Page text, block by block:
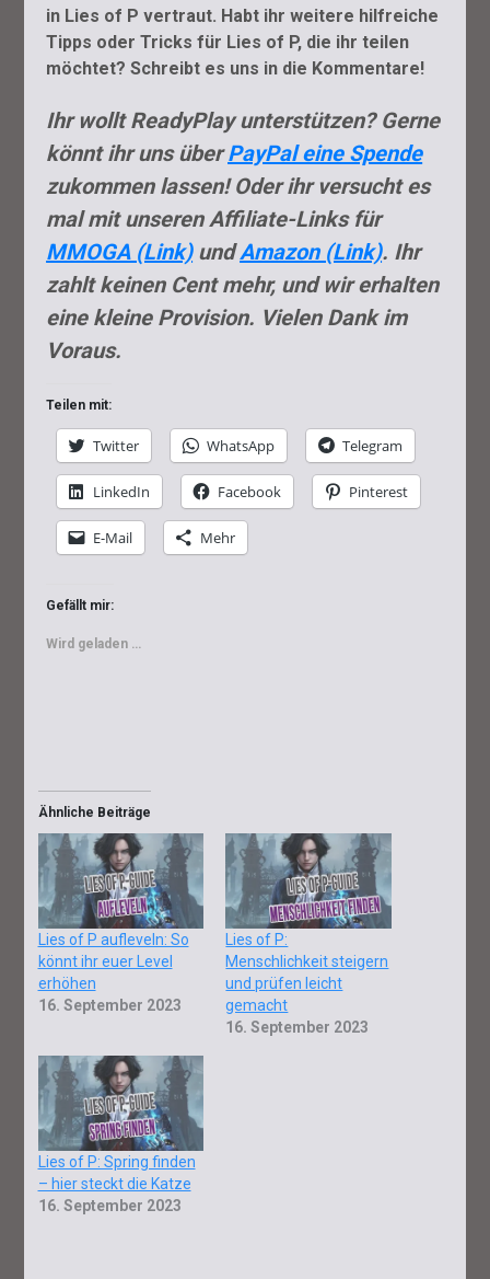
in Lies of P vertraut. Habt ihr weitere hilfreiche
Tipps oder Tricks für Lies of P, die ihr teilen
möchtet? Schreibt es uns in die Kommentare!
Ihr wollt ReadyPlay unterstützen? Gerne
könnt ihr uns überPayPal eine Spende
zukommen lassen! Oder ihr versucht es
mal mit unseren Affiliate-Links für
MMOGA (Link)undAmazon (Link). Ihr
zahlt keinen Cent mehr, und wir erhalten
eine kleine Provision. Vielen Dank im
Voraus.
Teilen mit:
Twitter WhatsApp Telegram
LinkedIn Facebook Pinterest
E-Mail Mehr
Gefällt mir:
Wird geladen …
Ähnliche Beiträge
Lies of P aufleveln: So
könnt ihr euer Level
erhöhen
16. September 2023
Lies of P:
Menschlichkeit steigern
und prüfen leicht
gemacht
16. September 2023
Lies of P: Spring finden
– hier steckt die Katze
16. September 2023